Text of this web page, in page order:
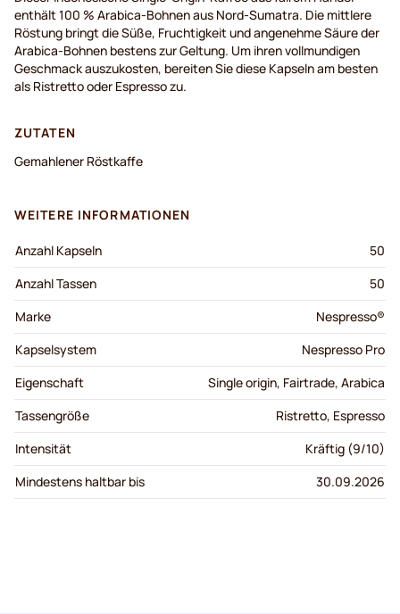
enthält 100 % Arabica-Bohnen aus Nord-Sumatra. Die mittlere
Röstung bringt die Süße, Fruchtigkeit und angenehme Säure der
Arabica-Bohnen bestens zur Geltung. Um ihren vollmundigen
Geschmack auszukosten, bereiten Sie diese Kapseln am besten
als Ristretto oder Espresso zu.
ZUTATEN
Gemahlener Röstkaffe
WEITERE INFORMATIONEN
Anzahl Kapseln
50
Anzahl Tassen
50
Marke
Nespresso®
Kapselsystem
Nespresso Pro
Eigenschaft
Single origin, Fairtrade, Arabica
Tassengröße
Ristretto, Espresso
Intensität
Kräftig (9/10)
Mindestens haltbar bis
30.09.2026